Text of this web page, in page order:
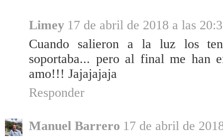
Limey 17 de abril de 2018 a las
Cuando salieron a la luz los
soportaba... pero al final me han
amo!!! Jajajajaja
Responder
Manuel Barrero 17 de abril de